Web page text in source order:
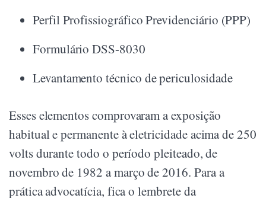
Perfil Profissiográfico Previdenciário (PPP)
Formulário DSS-8030
Levantamento técnico de periculosidade
Esses elementos comprovaram a exposição
habitual e permanente à eletricidade acima de 250
volts durante todo o período pleiteado, de
novembro de 1982 a março de 2016. Para a
prática advocatícia, fica o lembrete da